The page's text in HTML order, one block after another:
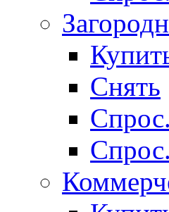
Снять